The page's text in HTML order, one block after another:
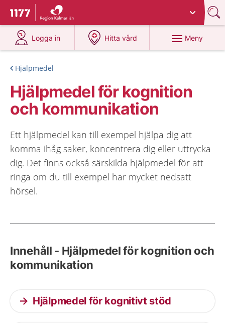
Till startsidan för 1177
Du har valt region
Logga in
på 1177.se
Hitta vård
på 1177.se
Meny
Hjälpmedel
Hjälpmedel för kognition
och kommunikation
Ett hjälpmedel kan till exempel hjälpa dig att
komma ihåg saker, koncentrera dig eller uttrycka
dig. Det finns också särskilda hjälpmedel för att
ringa om du till exempel har mycket nedsatt
hörsel.
Innehåll - Hjälpmedel för kognition och
kommunikation
Hjälpmedel för kognitivt stöd